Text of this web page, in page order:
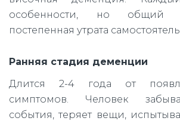
особенности, но
постепенная утрата
Ранняя стадия деменции
Длится 2-4 года от
симптомов. Человек
события, теряет вещи,